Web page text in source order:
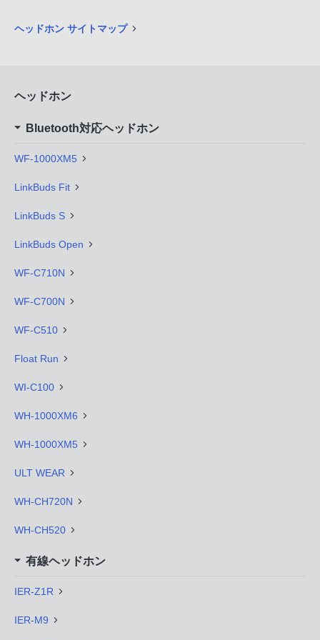
ヘッドホン サイトマップ
ヘッドホン
Bluetooth対応ヘッドホン
WF-1000XM5
LinkBuds Fit
LinkBuds S
LinkBuds Open
WF-C710N
WF-C700N
WF-C510
Float Run
WI-C100
WH-1000XM6
WH-1000XM5
ULT WEAR
WH-CH720N
WH-CH520
有線ヘッドホン
IER-Z1R
IER-M9